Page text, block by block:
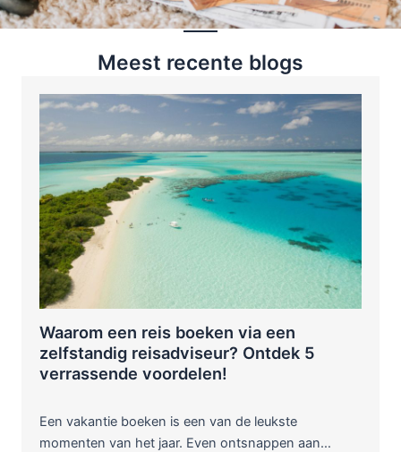
Meest recente blogs
Waarom een reis boeken via een
zelfstandig reisadviseur? Ontdek 5
verrassende voordelen!
Een vakantie boeken is een van de leukste
momenten van het jaar. Even ontsnappen aan…